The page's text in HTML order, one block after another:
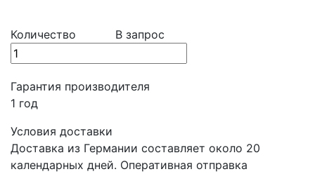
Количество В запрос
Гарантия производителя
1 год
Условия доставки
Доставка из Германии составляет около 20
календарных дней. Оперативная отправка